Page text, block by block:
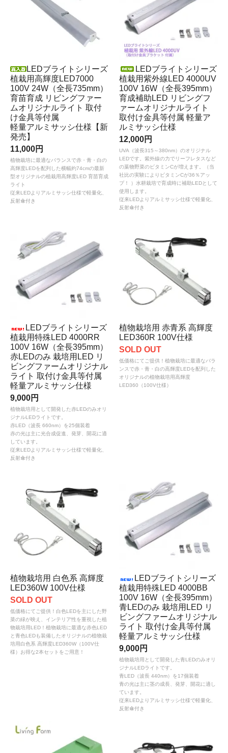
LEDブライトシリーズ
植栽用高輝度LED7000
100V 24W（全長735mm）
育苗育成 リビングファー
ムオリジナルライト 取付
け金具等付属
軽量アルミサッシ仕様【新
発売】
11,000円
植物栽培に最適なバランスで赤・青・白の
高輝度LEDを配列した横幅約74cmの最新
型オリジナルの植栽用高輝度LED 育苗育成
ライト
従来LEDよりアルミサッシ仕様で軽量化、
反射傘付き
LEDブライトシリーズ
植栽用紫外線LED 4000UV
100V 16W（全長395mm）
育成補助LED リビングフ
ァームオリジナルライト
取付け金具等付属 軽量ア
ルミサッシ仕様
12,000円
UVA（波長315～380nm）のオリジナル
LEDです。紫外線の力でリーフレタスなど
の葉物野菜のビタミンCが増えます。（当
社比の実験によりビタミンCが36％アッ
プ！ ）水耕栽培で育成時に補助LEDとして
使用します。
従来LEDよりアルミサッシ仕様で軽量化、
反射傘付き
LEDブライトシリーズ
植栽用特殊LED 4000RR
100V 16W（全長395mm）
赤LEDのみ 栽培用LED リ
ビングファームオリジナル
ライト 取付け金具等付属
軽量アルミサッシ仕様
9,000円
植物栽培用として開発した赤LEDのみオリ
ジナルLEDライトです。
赤LED（波長 660nm）を25個装着
赤の光は主に光合成促進、発芽、開花に適
しています。
従来LEDよりアルミサッシ仕様で軽量化、
反射傘付き
植物栽培用 赤青系 高輝度
LED360R 100V仕様
SOLD OUT
低価格にてご提供！植物栽培に最適なバラ
ンスで赤・青・白の高輝度LEDを配列した
オリジナルの植物栽培用高輝度
LED360（100V仕様）
植物栽培用 白色系 高輝度
LED360W 100V仕様
SOLD OUT
低価格にてご提供！白色LEDを主にした野
菜の緑が映え、インテリア性を重視した植
物栽培用LED！植物栽培に最適な赤色LED
と青色LEDも装備したオリジナルの植物栽
培用白色系 高輝度LED360W（100V仕
様）お得な2本セットをご用意！
LEDブライトシリーズ
植栽用特殊LED 4000BB
100V 16W（全長395mm）
青LEDのみ 栽培用LED リ
ビングファームオリジナル
ライト 取付け金具等付属
軽量アルミサッシ仕様
9,000円
植物栽培用として開発した青LEDのみオリ
ジナルLEDライトです。
青LED（波長 440nm）を17個装着
青の光は主に茎の成長、発芽、開花に適し
ています。
従来LEDよりアルミサッシ仕様で軽量化、
反射傘付き